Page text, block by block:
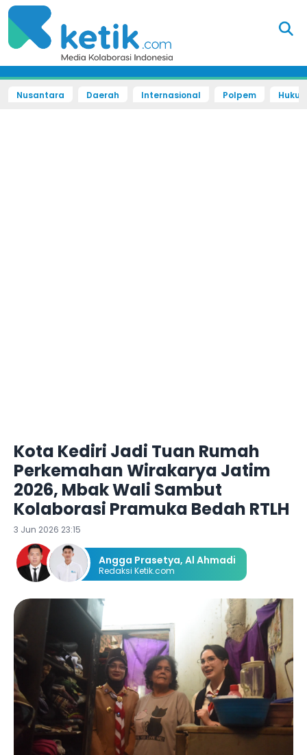
Nusantara Daerah Internasional Polpem
Kota Kediri Jadi Tuan Rumah
Perkemahan Wirakarya Jatim
2026, Mbak Wali Sambut
Kolaborasi Pramuka Bedah RTLH
3 Jun 2026 23:15
Angga Prasetya, Al Ahmadi
Redaksi Ketik.com